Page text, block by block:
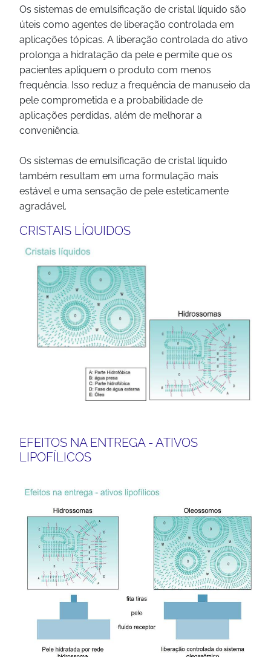
Os sistemas de emulsificação de cristal líquido são
úteis como agentes de liberação controlada em
aplicações tópicas. A liberação controlada do ativo
prolonga a hidratação da pele e permite que os
pacientes apliquem o produto com menos
frequência. Isso reduz a frequência de manuseio da
pele comprometida e a probabilidade de
aplicações perdidas, além de melhorar a
conveniência.
Os sistemas de emulsificação de cristal líquido
também resultam em uma formulação mais
estável e uma sensação de pele esteticamente
agradável.
CRISTAIS LÍQUIDOS
EFEITOS NA ENTREGA - ATIVOS
LIPOFÍLICOS